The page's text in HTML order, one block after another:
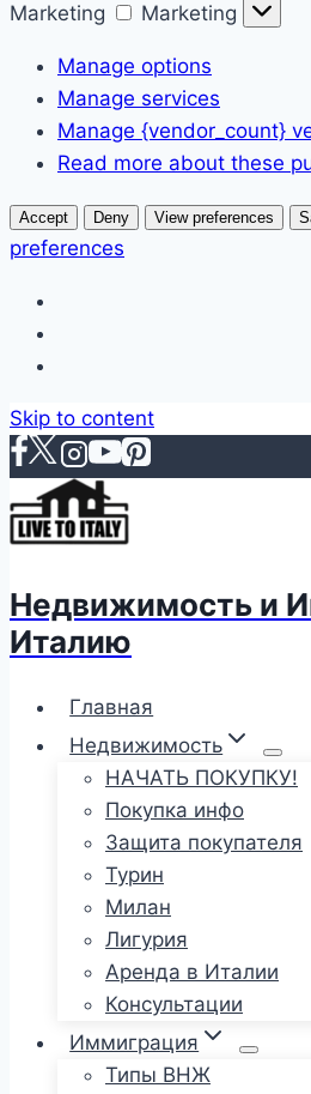
Marketing
Marketing
Manage options
Manage services
Manage {vendor_count}
Read more about these
Accept Deny View preferences
preferences
Skip to content
Недвижимость и
Италию
Главная
Недвижимость
НАЧАТЬ ПОКУПКУ!
Покупка инфо
Защита покупателя
Турин
Милан
Лигурия
Аренда в Италии
Консультации
Иммиграция
Типы ВНЖ